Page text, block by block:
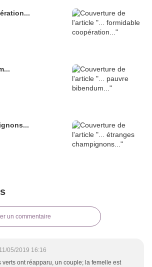
un commentaire
11/05/2019 16:16
verts ont réapparu, un couple; la femelle est